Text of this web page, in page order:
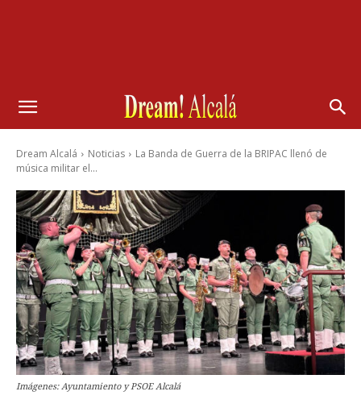
Dream Alcalá Noticias
La Banda de Guerra de la BRIPAC llenó de
música militar el...
Imágenes: Ayuntamiento y PSOE Alcalá